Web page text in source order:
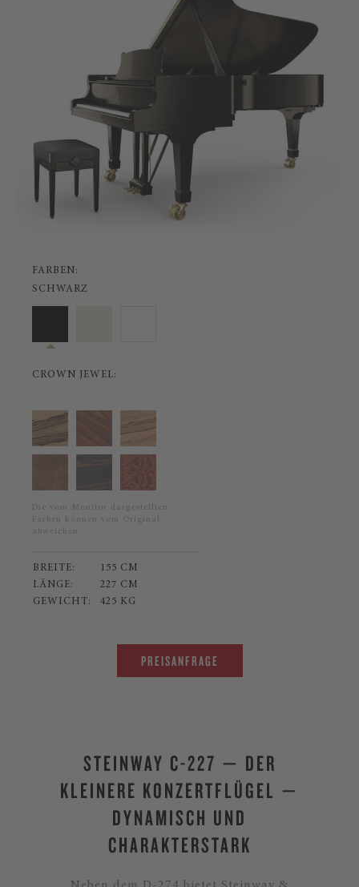
FARBEN:
SCHWARZ
CROWN JEWEL:
Die vom Monitor dargestellten
Farben können vom Original
abweichen.
BREITE:
155 CM
LÄNGE:
227 CM
GEWICHT:
425 KG
PREISANFRAGE
STEINWAY C-227 — DER
KLEINERE KONZERTFLÜGEL —
DYNAMISCH UND
CHARAKTERSTARK